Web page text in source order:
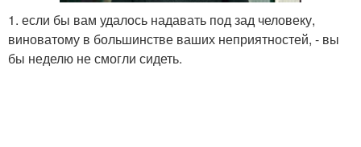
1. если бы вам удалось надавать под зад человеку,
виноватому в большинстве ваших неприятностей, - вы
бы неделю не смогли сидеть.